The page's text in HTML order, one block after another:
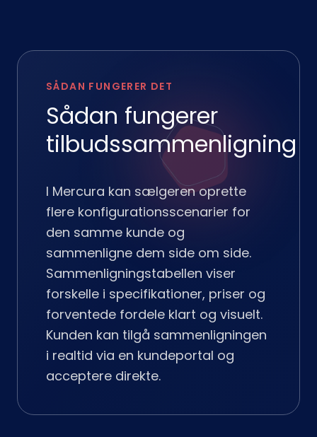
SÅDAN FUNGERER DET
Sådan fungerer
tilbudssammenligning
I Mercura kan sælgeren oprette
flere konfigurationsscenarier for
den samme kunde og
sammenligne dem side om side.
Sammenligningstabellen viser
forskelle i specifikationer, priser og
forventede fordele klart og visuelt.
Kunden kan tilgå sammenligningen
i realtid via en kundeportal og
acceptere direkte.